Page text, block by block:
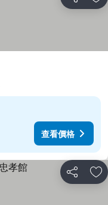
分享 放
查看價格
分享 放